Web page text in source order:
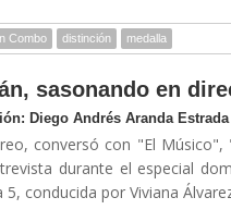
Combo distinción medalla
sasonando en
Diego Andrés Aranda Estrada
conversó con "El
durante el especial
5, conducida por Viviana